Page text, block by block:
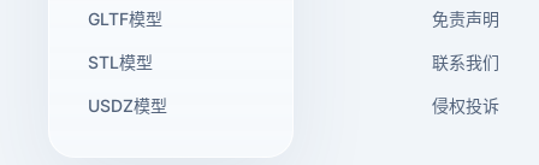
GLTF模型
STL模型
USDZ模型
免责声明
联系我们
侵权投诉